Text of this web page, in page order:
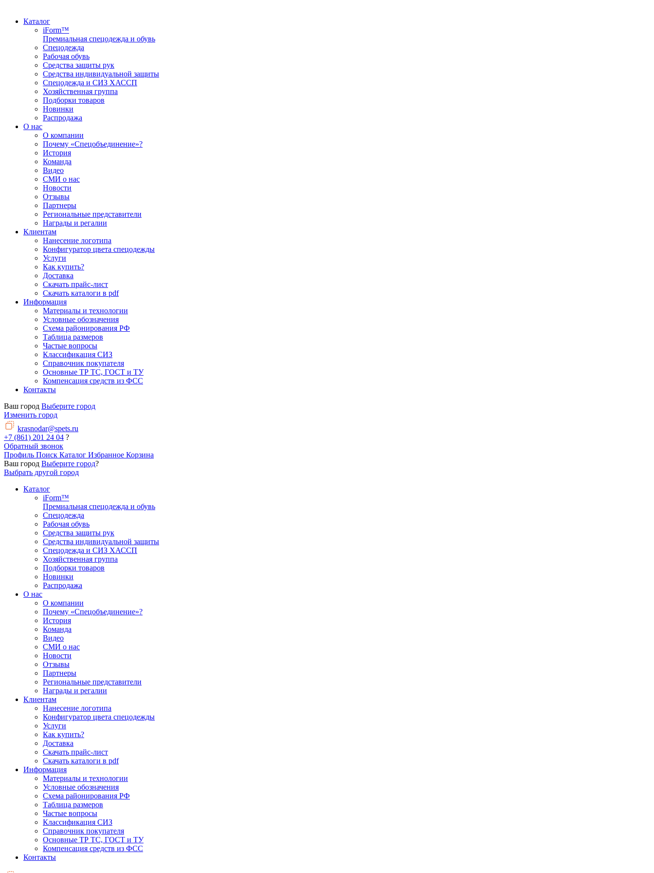
Каталог
iForm™
Премиальная спецодежда и обувь
Спецодежда
Рабочая обувь
Средства защиты рук
Средства индивидуальной защиты
Спецодежда и СИЗ ХАССП
Хозяйственная группа
Подборки товаров
Новинки
Распродажа
О нас
О компании
Почему «Спецобъединение»?
История
Команда
Видео
СМИ о нас
Новости
Отзывы
Партнеры
Региональные представители
Награды и регалии
Клиентам
Нанесение логотипа
Конфигуратор цвета спецодежды
Услуги
Как купить?
Доставка
Скачать прайс-лист
Скачать каталоги в pdf
Информация
Материалы и технологии
Условные обозначения
Схема районирования РФ
Таблица размеров
Частые вопросы
Классификация СИЗ
Справочник покупателя
Основные ТР ТС, ГОСТ и ТУ
Компенсация средств из ФСС
Контакты
Ваш город Выберите город
Изменить город
krasnodar@spets.ru
+7 (861) 201 24 04 ?
Обратный звонок
Профиль Поиск Каталог Избранное Корзина
Ваш город Выберите город?
Выбрать другой город
Каталог
iForm™
Премиальная спецодежда и обувь
Спецодежда
Рабочая обувь
Средства защиты рук
Средства индивидуальной защиты
Спецодежда и СИЗ ХАССП
Хозяйственная группа
Подборки товаров
Новинки
Распродажа
О нас
О компании
Почему «Спецобъединение»?
История
Команда
Видео
СМИ о нас
Новости
Отзывы
Партнеры
Региональные представители
Награды и регалии
Клиентам
Нанесение логотипа
Конфигуратор цвета спецодежды
Услуги
Как купить?
Доставка
Скачать прайс-лист
Скачать каталоги в pdf
Информация
Материалы и технологии
Условные обозначения
Схема районирования РФ
Таблица размеров
Частые вопросы
Классификация СИЗ
Справочник покупателя
Основные ТР ТС, ГОСТ и ТУ
Компенсация средств из ФСС
Контакты